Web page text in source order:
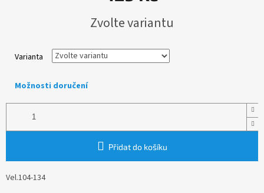
cena:
Zvolte variantu
Varianta
Možnosti doručení
Přidat do košíku
Vel.104-134